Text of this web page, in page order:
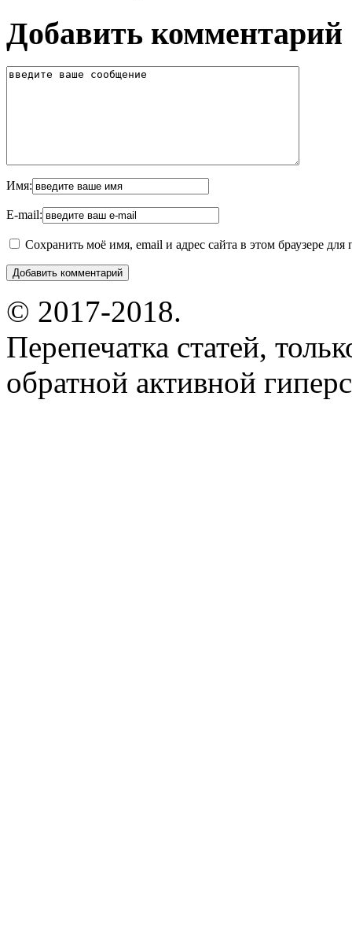
Добавить комментарий
Имя:
E-mail:
Сохранить моё имя, email и адрес сайта в этом браузере
© 2017-2018.
Перепечатка статей,
обратной активной